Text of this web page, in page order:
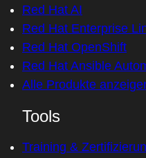
Red Hat AI
Red Hat Enterprise
Red Hat OpenShift
Red Hat Ansible
Alle Produkte
Tools
Training &